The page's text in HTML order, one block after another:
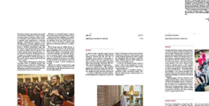
Image Image